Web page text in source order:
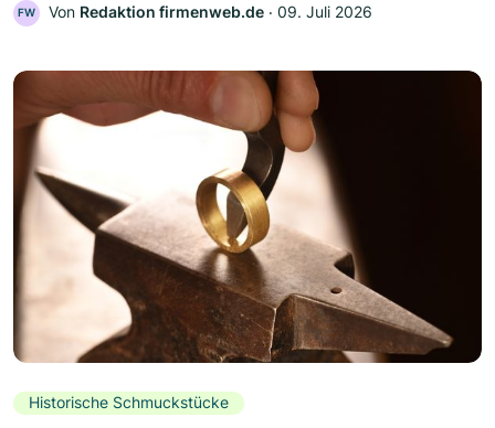
FW Von Redaktion firmenweb.de ‧ 09. Juli 2026
Historische Schmuckstücke